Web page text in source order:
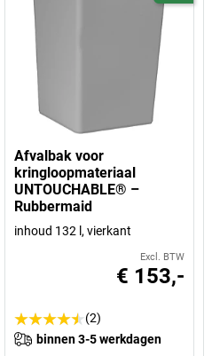
Afvalbak voor
kringloopmateriaal
UNTOUCHABLE® –
Rubbermaid
inhoud 132 l, vierkant
Excl. BTW
€ 153,-
(2)
binnen 3-5 werkdagen